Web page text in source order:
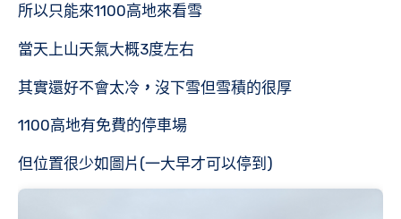
所以只能來1100高地來看雪
當天上山天氣大概3度左右
其實還好不會太冷 ， 沒下雪但雪積的很厚
1100高地有免費的停車場
但位置很少如圖片(一大早才可以停到)